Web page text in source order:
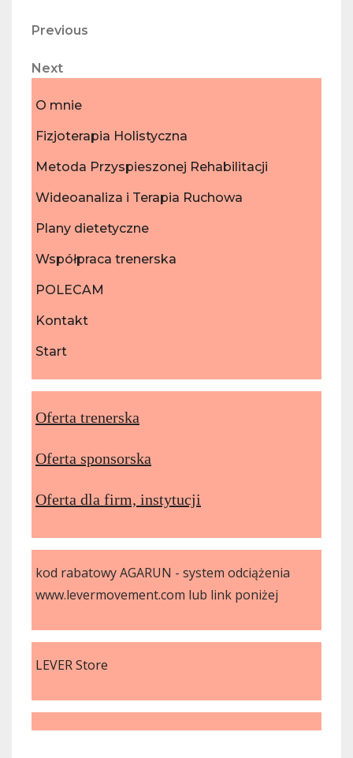
Nawigacja
wpisu
Previous
Previous
Next
Next
O mnie
Fizjoterapia Holistyczna
Metoda Przyspieszonej Rehabilitacji
Wideoanaliza i Terapia Ruchowa
Plany dietetyczne
Współpraca trenerska
POLECAM
Kontakt
Start
Oferta trenerska
Oferta sponsorska
Oferta dla firm, instytucji
kod rabatowy AGARUN - system odciążenia
www.levermovement.com lub link poniżej
LEVER Store